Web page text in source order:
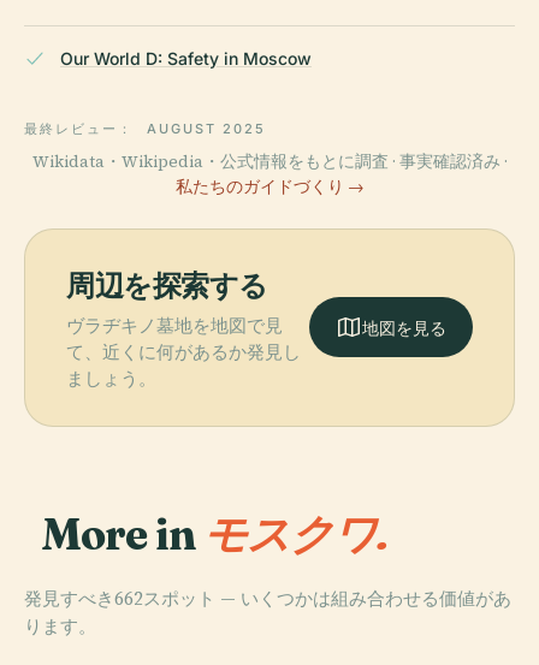
Our World D: Safety in Moscow
最終レビュー： AUGUST 2025
Wikidata・Wikipedia・公式情報をもとに調査 · 事実確認済み ·
私たちのガイドづくり →
周辺を探索する
ヴラヂキノ墓地を地図で見
て、近くに何があるか発見し
ましょう。
地図を見る
More in モスクワ.
発見すべき662スポット — いくつかは組み合わせる価値があ
ります。